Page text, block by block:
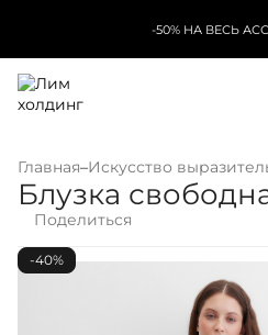
-50% НА ВЕСЬ
Главная–Искусство
Блузка
Поделиться
-40%